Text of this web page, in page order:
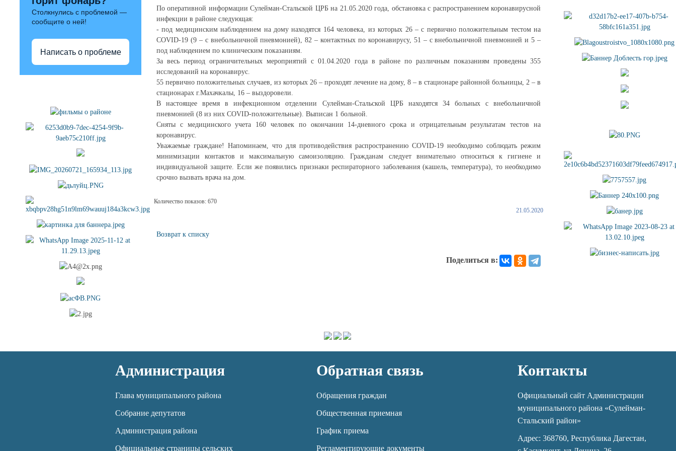
Столкнулись с проблемой —
сообщите о ней!
Написать о проблеме
По оперативной информации Сулейман-Стальской ЦРБ на 21.05.2020 года, обстановка с распространением коронавирусной
инфекции в районе следующая:
- под медицинским наблюдением на дому находятся 164 человека, из которых 26 – с первично положительным тестом на
COVID-19 (9 – с внебольничной пневмонией), 82 – контактных по коронавирусу, 51 – с внебольничной пневмонией и 5 –
под наблюдением по клиническим показаниям.
За весь период ограничительных мероприятий с 01.04.2020 года в районе по различным показаниям проведены 355
исследований на коронавирус.
55 первично положительных случаев, из которых 26 – проходят лечение на дому, 8 – в стационаре районной больницы, 2 – в
стационарах г.Махачкалы, 16 – выздоровели.
В настоящее время в инфекционном отделении Сулейман-Стальской ЦРБ находятся 34 больных с внебольничной
пневмонией (8 из них COVID-положительные). Выписан 1 больной.
Сняты с медицинского учета 160 человек по окончании 14-дневного срока и отрицательным результатам тестов на
коронавирус.
Уважаемые граждане! Напоминаем, что для противодействия распространению COVID-19 необходимо соблюдать режим
минимизации контактов и максимальную самоизоляцию. Гражданам следует внимательно относиться к гигиене и
индивидуальной защите. Если же появились признаки респираторного заболевания (кашель, температура), то необходимо
срочно вызвать врача на дом.
Количество показов: 670
21.05.2020
Возврат к списку
Поделиться в:
Администрация
Глава муниципального района
Собрание депутатов
Администрация района
Официальные страницы сельских
Обратная связь
Обращения граждан
Общественная приемная
График приема
Регламентирующие документы
Контакты
Официальный сайт Администрации
муниципального района «Сулейман-
Стальский район»
Адрес: 368760, Республика Дагестан,